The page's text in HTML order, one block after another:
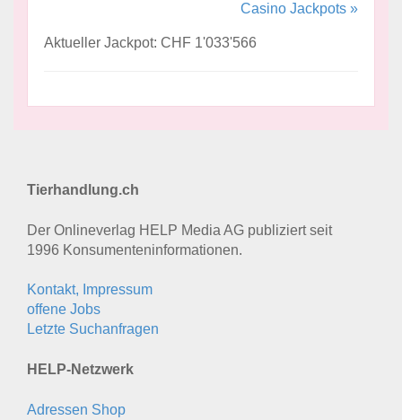
Casino Jackpots »
Aktueller Jackpot: CHF 1'033'566
Tierhandlung.ch
Der Onlineverlag HELP Media AG publiziert seit
1996 Konsumenten­informationen.
Kontakt, Impressum
offene Jobs
Letzte Suchanfragen
HELP-Netzwerk
Adressen Shop